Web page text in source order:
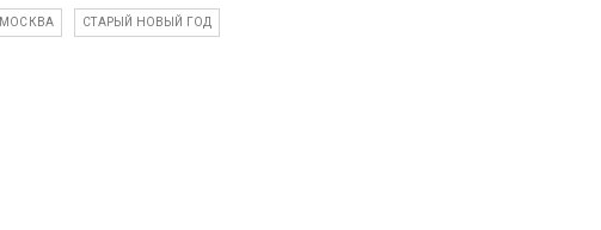
МОСКВА СТАРЫЙ НОВЫЙ ГОД